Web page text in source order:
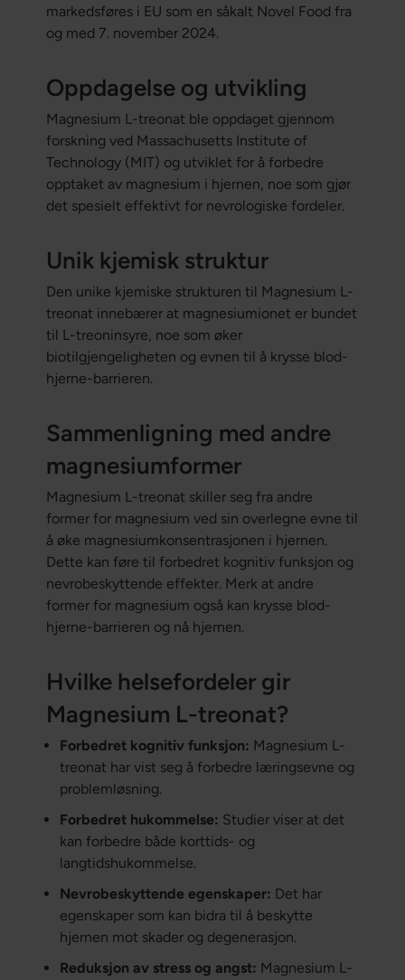
markedsføres i EU som en såkalt Novel Food fra
og med 7. november 2024.
Oppdagelse og utvikling
Magnesium L-treonat ble oppdaget gjennom
forskning ved Massachusetts Institute of
Technology (MIT) og utviklet for å forbedre
opptaket av magnesium i hjernen, noe som gjør
det spesielt effektivt for nevrologiske fordeler.
Unik kjemisk struktur
Den unike kjemiske strukturen til Magnesium L-
treonat innebærer at magnesiumionet er bundet
til L-treoninsyre, noe som øker
biotilgjengeligheten og evnen til å krysse blod-
hjerne-barrieren.
Sammenligning med andre
magnesiumformer
Magnesium L-treonat skiller seg fra andre
former for magnesium ved sin overlegne evne til
å øke magnesiumkonsentrasjonen i hjernen.
Dette kan føre til forbedret kognitiv funksjon og
nevrobeskyttende effekter. Merk at andre
former for magnesium også kan krysse blod-
hjerne-barrieren og nå hjernen.
Hvilke helsefordeler gir
Magnesium L-treonat?
Forbedret kognitiv funksjon: Magnesium L-
treonat har vist seg å forbedre læringsevne og
problemløsning.
Forbedret hukommelse: Studier viser at det
kan forbedre både korttids- og
langtidshukommelse.
Nevrobeskyttende egenskaper: Det har
egenskaper som kan bidra til å beskytte
hjernen mot skader og degenerasjon.
Reduksjon av stress og angst: Magnesium L-